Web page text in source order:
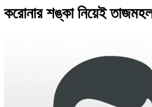
করোনার শঙ্কা নিয়েই